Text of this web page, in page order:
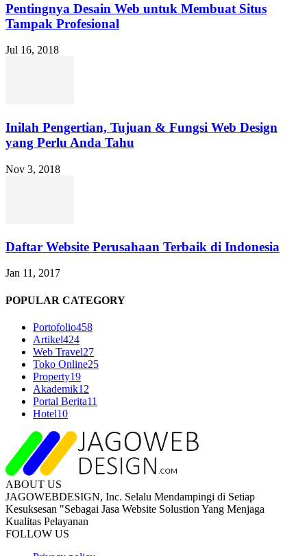
Pentingnya Desain Web untuk Membuat Situs
Tampak Profesional
Jul 16, 2018
Inilah Pengertian, Tujuan & Fungsi Web Design
yang Perlu Anda Tahu
Nov 3, 2018
Daftar Website Perusahaan Terbaik di Indonesia
Jan 11, 2017
POPULAR CATEGORY
Portofolio458
Artikel424
Web Travel27
Toko Online25
Property19
Akademik12
Portal Berita11
Hotel10
ABOUT US
JAGOWEBDESIGN, Inc. Selalu Mendampingi di Setiap
Kesuksesan "Sebagai Jasa Website Solustion Yang Menjaga
Kualitas Pelayanan
FOLLOW US